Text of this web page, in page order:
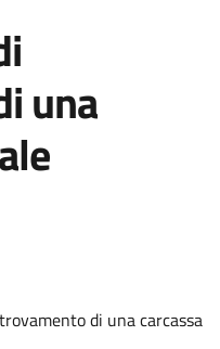
una
di una carcassa